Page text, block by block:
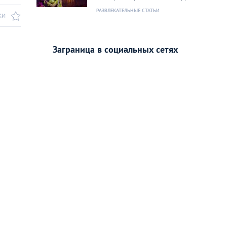
РАЗВЛЕКАТЕЛЬНЫЕ СТАТЬИ
Заграница в социальных сетях